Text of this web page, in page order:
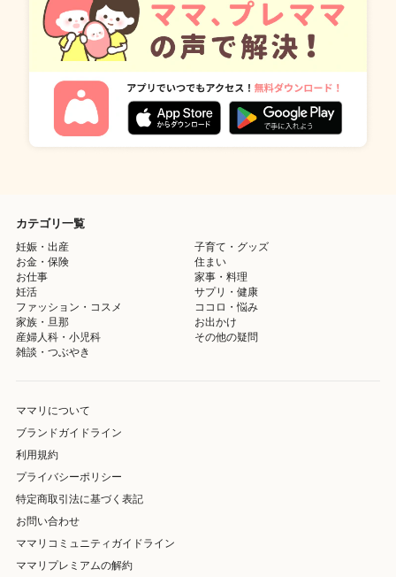
カテゴリ一覧
妊娠・出産
子育て・グッズ
お金・保険
住まい
お仕事
家事・料理
妊活
サプリ・健康
ファッション・コスメ
ココロ・悩み
家族・旦那
お出かけ
産婦人科・小児科
その他の疑問
雑談・つぶやき
ママリについて
ブランドガイドライン
利用規約
プライバシーポリシー
特定商取引法に基づく表記
お問い合わせ
ママリコミュニティガイドライン
ママリプレミアムの解約